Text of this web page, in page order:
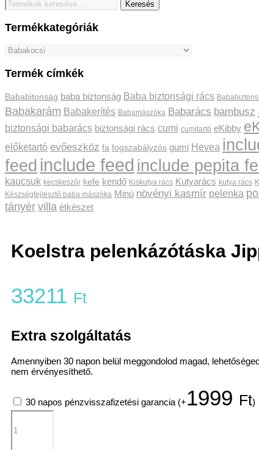
Keresés
a
következőre:
Keresés
Termékkategóriák
Termék címkék
Bababitonság baba biztonság Baba biztonsági rács
Babakarám Babakerítés Babamászóka Babarács bambusz
biztonsági babarács biztonsági rács cumi cumitartó eKibby
előketartó evőeszköz fa fogszabályzós gumi Hevea
feed include feed include pepita
kaucsuk kecskeszőr kefe kendő Kiskutya rács Kutyarács kutya rács
Készségfejlesztő baba mászóka Minú növényi kasmír pelenka
tányérvilla étkészet
Koelstra pelenkázótáska
33211 Ft
Extra szolgáltatás
Amennyiben 30 napon belül meggondolod magad,
nem érvényesíthető.
30 napos pénzvisszafizetési garancia (+1999 Ft)
Koelstra
pelenkázótáska
Jippe